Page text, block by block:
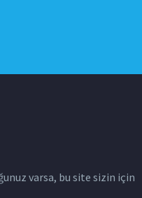
varsa, bu site sizin için